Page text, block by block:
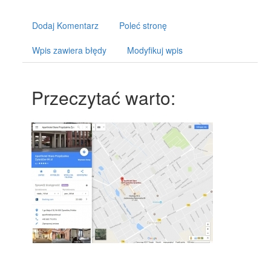
Dodaj Komentarz Poleć stronę
Wpis zawiera błędy Modyfikuj wpis
Przeczytać warto: